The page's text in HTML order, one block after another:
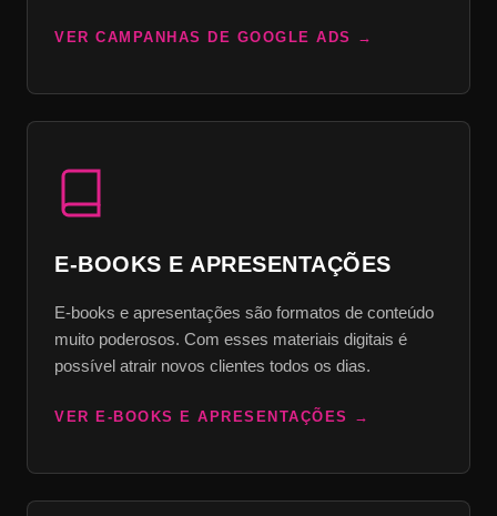
VER CAMPANHAS DE GOOGLE ADS
E-BOOKS E APRESENTAÇÕES
E-books e apresentações são formatos de conteúdo
muito poderosos. Com esses materiais digitais é
possível atrair novos clientes todos os dias.
VER E-BOOKS E APRESENTAÇÕES